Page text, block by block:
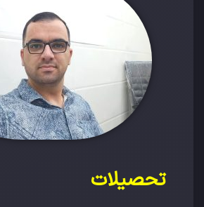
تحصیلات